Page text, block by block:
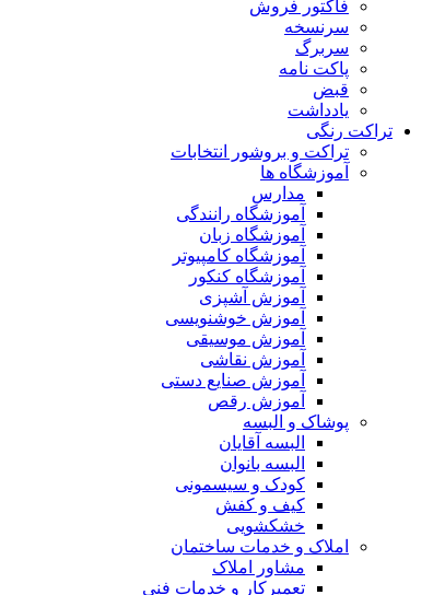
فاکتور فروش
سرنسخه
سربرگ
پاکت نامه
قبض
یادداشت
تراکت رنگی
تراکت و بروشور انتخابات
آموزشگاه ها
مدارس
آموزشگاه رانندگی
آموزشگاه زبان
آموزشگاه کامپیوتر
آموزشگاه کنکور
آموزش آشپزی
آموزش خوشنویسی
آموزش موسیقی
آموزش نقاشی
آموزش صنایع دستی
آموزش رقص
پوشاک و البسه
البسه آقایان
البسه بانوان
کودک و سیسمونی
کیف و کفش
خشکشویی
املاک و خدمات ساختمان
مشاور املاک
تعمیرکار و خدمات فنی